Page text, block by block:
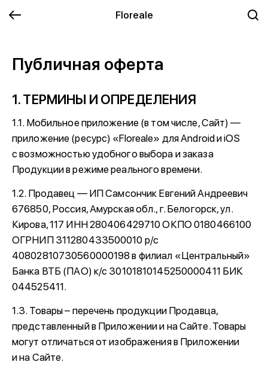
Floreale
Публичная оферта
1. ТЕРМИНЫ И ОПРЕДЕЛЕНИЯ
1.1. Мобильное приложение (в том числе, Сайт) —
приложение (ресурс) «Floreale» для Android и iOS
с возможностью удобного выбора и заказа
Продукции в режиме реального времени.
1.2. Продавец — ИП Самсончик Евгений Андреевич
676850, Россия, Амурская обл., г. Белогорск, ул.
Кирова, 117 ИНН 280406429710 ОКПО 0180466100
ОГРНИП 311280433500010 р/с
40802810730560000198 в филиал «Центральный»
Банка ВТБ (ПАО) к/с 30101810145250000411 БИК
044525411.
1.3. Товары – перечень продукции Продавца,
представленный в Приложении и на Сайте. Товары
могут отличаться от изображения в Приложении
и на Сайте.